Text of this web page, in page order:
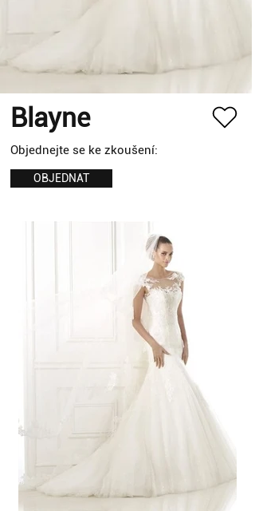
Blayne
Objednejte se ke zkoušení:
OBJEDNAT